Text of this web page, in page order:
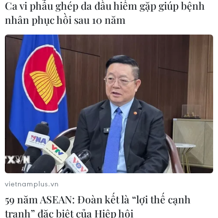
Chứng khoán Mỹ rời đỉnh khi giá
năng lượng leo thang
06/08/2026 23:58
Lâm Đồng vào cao điểm vụ cá Nam,
ngư dân phấn khởi vươn khơi
06/08/2026 09:06
Giá dầu tăng khi nhà đầu tư thận
trọng trước tình hình Trung Đông
Ca vi phẫu ghép da đầu hiếm gặp giúp bệnh
nhân phục hồi sau 10 năm
vietnamplus.vn
59 năm ASEAN: Đoàn kết là “lợi thế cạnh
tranh” đặc biệt của Hiệp hội